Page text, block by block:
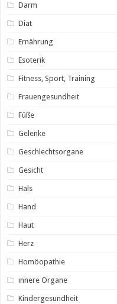
Darm
Diät
Ernährung
Esoterik
Fitness, Sport, Training
Frauengesundheit
Füße
Gelenke
Geschlechtsorgane
Gesicht
Hals
Hand
Haut
Herz
Homöopathie
innere Organe
Kindergesundheit